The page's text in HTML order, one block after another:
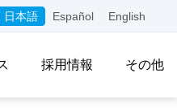
日本語 Español English
採用情報 その他